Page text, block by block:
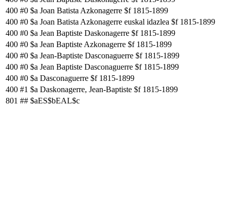
400 #0 $a Joan Batista Azkonagerre $f 1815-1899
400 #0 $a Joan Batista Azkonagerre euskal idazlea $f 1815-1899
400 #0 $a Jean Baptiste Daskonagerre $f 1815-1899
400 #0 $a Jean Baptiste Azkonagerre $f 1815-1899
400 #0 $a Jean-Baptiste Dasconaguerre $f 1815-1899
400 #0 $a Jean Baptiste Dasconaguerre $f 1815-1899
400 #0 $a Dasconaguerre $f 1815-1899
400 #1 $a Daskonagerre, Jean-Baptiste $f 1815-1899
801 ## $aES$bEAL$c